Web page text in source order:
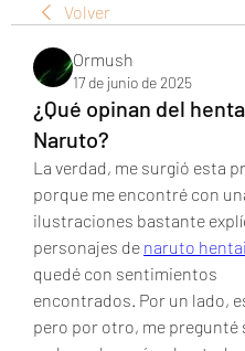
Volver
Ormush
17 de junio de 2025
¿Qué opinan del
Naruto?
La verdad, me surgió esta
porque me encontré con
ilustraciones bastante
personajes de naruto hentai
quedé con sentimientos
encontrados. Por un lado,
pero por otro, me pregunté